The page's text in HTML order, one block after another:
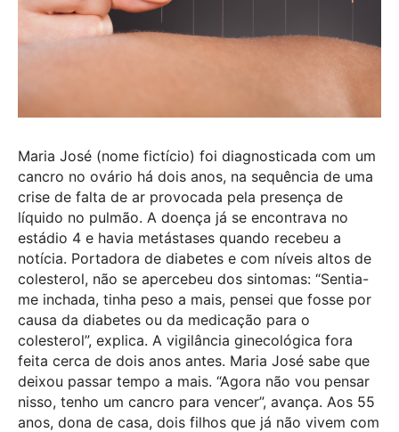
Maria José (nome fictício) foi diagnosticada com um
cancro no ovário há dois anos, na sequência de uma
crise de falta de ar provocada pela presença de
líquido no pulmão. A doença já se encontrava no
estádio 4 e havia metástases quando recebeu a
notícia. Portadora de diabetes e com níveis altos de
colesterol, não se apercebeu dos sintomas: “Sentia-
me inchada, tinha peso a mais, pensei que fosse por
causa da diabetes ou da medicação para o
colesterol”, explica. A vigilância ginecológica fora
feita cerca de dois anos antes. Maria José sabe que
deixou passar tempo a mais. “Agora não vou pensar
nisso, tenho um cancro para vencer”, avança. Aos 55
anos, dona de casa, dois filhos que já não vivem com